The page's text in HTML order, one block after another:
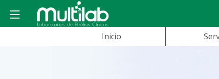
Inicio